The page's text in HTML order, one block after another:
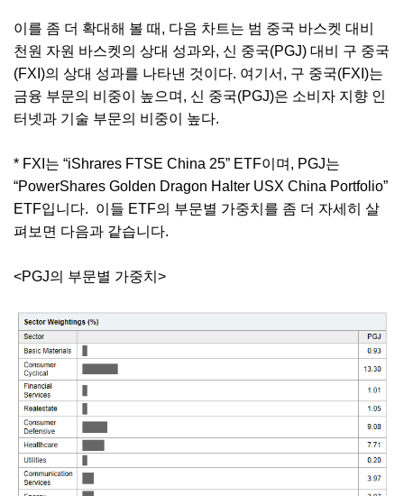
이를 좀 더 확대해 볼 때, 다음 차트는 범 중국 바스켓 대비
천원 자원 바스켓의 상대 성과와, 신 중국(PGJ) 대비 구 중국
(FXI)의 상대 성과를 나타낸 것이다. 여기서, 구 중국(FXI)는
금융 부문의 비중이 높으며, 신 중국(PGJ)은 소비자 지향 인
터넷과 기술 부문의 비중이 높다.
* FXI는 “iShrares FTSE China 25” ETF이며, PGJ는
“PowerShares Golden Dragon Halter USX China Portfolio”
ETF입니다. 이들 ETF의 부문별 가중치를 좀 더 자세히 살
펴보면 다음과 같습니다.
<PGJ의 부문별 가중치>